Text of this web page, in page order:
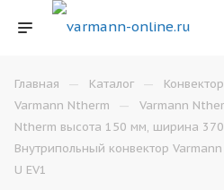
Главная — Каталог —
Varmann Ntherm — Varmann
Ntherm высота 150 мм, ширина
Внутрипольный конвектор
U EV1